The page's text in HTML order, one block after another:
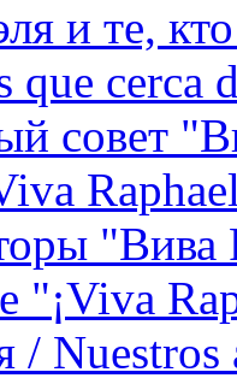
и те,
que cerca
совет
"Вива
"¡Viva
/ Nuestros